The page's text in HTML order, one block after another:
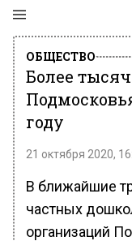
ОБЩЕСТВО
Более
году
21 октября 2020,
В ближайшие
частных
организаций